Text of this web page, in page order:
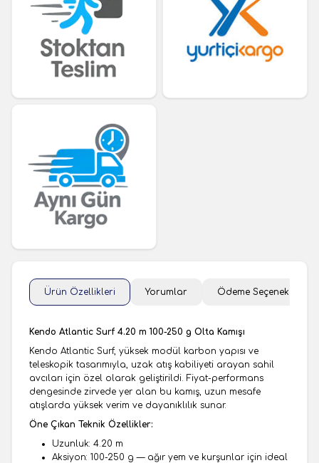
Ürün Özellikleri Yorumlar Ödeme Seçenekleri
Kendo Atlantic Surf 4.20 m 100-250 g Olta Kamışı
Kendo Atlantic Surf, yüksek modül karbon yapısı ve
teleskopik tasarımıyla, uzak atış kabiliyeti arayan sahil
avcıları için özel olarak geliştirildi. Fiyat-performans
dengesinde zirvede yer alan bu kamış, uzun mesafe
atışlarda yüksek verim ve dayanıklılık sunar.
Öne Çıkan Teknik Özellikler:
Uzunluk: 4.20 m
Aksiyon: 100-250 g — ağır yem ve kurşunlar için ideal